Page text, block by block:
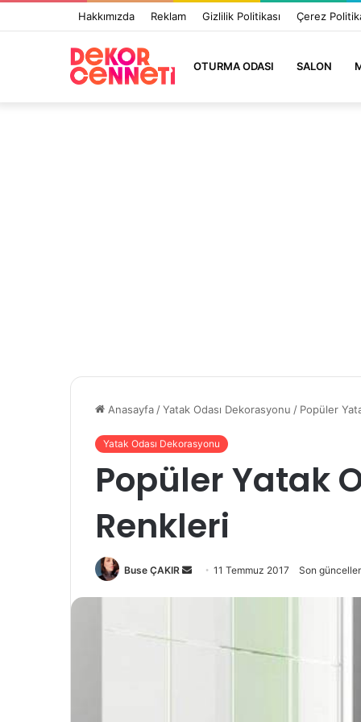
Hakkımızda Reklam Gizlilik Politikası Çerez
OTURMA ODASI SALON
Anasayfa /Yatak Odası Dekorasyonu / Popüler
Yatak Odası Dekorasyonu
Popüler Yatak
Renkleri
Buse ÇAKIR 11 Temmuz 2017 Son